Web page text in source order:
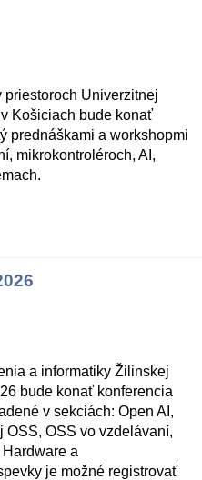
priestoroch Univerzitnej
Košiciach bude konať
prednáškami a workshopmi
mikrokontroléroch, AI,
a informatiky Žilinskej
bude konať konferencia
v sekciách: Open AI,
OSS, OSS vo vzdelávaní,
a
je možné registrovať